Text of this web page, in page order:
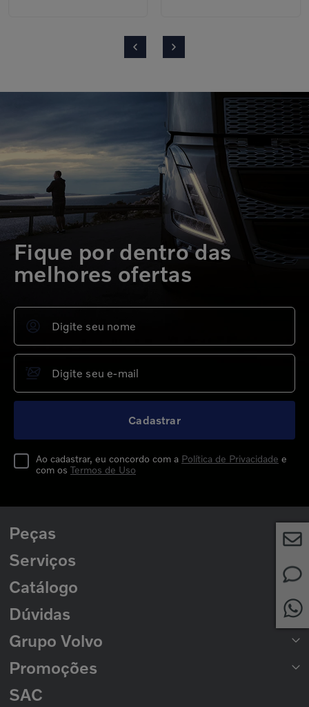
Fique por dentro das
melhores ofertas
Cadastrar
Ao cadastrar, eu concordo com a Política de Privacidade e
com os Termos de Uso
Peças
Peças para Caminhões
Peças para Ônibus
Serviços
Rede de Concessionárias
2ª Via de Boleto
Catálogo
Catálogo de Peças
Catálogo Nacional de Motores
Dúvidas
Formas de Pagamento
Prazo de Entrega
Trocas e Devoluções
Política de Privacidade
Cookies
Política de Garantias
Grupo Volvo
Seminovos Volvo
Volvo Caminhões
Volvo Ônibus
Grupo Volvo
Promoções
Promoção Nacional
SAC